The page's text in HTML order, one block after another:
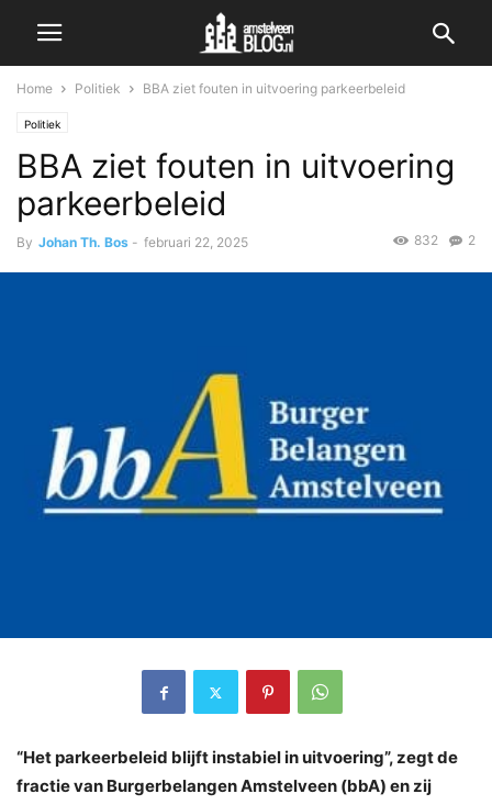
Home Politiek BBA ziet fouten in uitvoering parkeerbeleid
Politiek
BBA ziet fouten in uitvoering
parkeerbeleid
By Johan Th. Bos - februari 22, 2025 2
832
“Het parkeerbeleid blijft instabiel in uitvoering”, zegt de
fractie van Burgerbelangen Amstelveen (bbA) en zij